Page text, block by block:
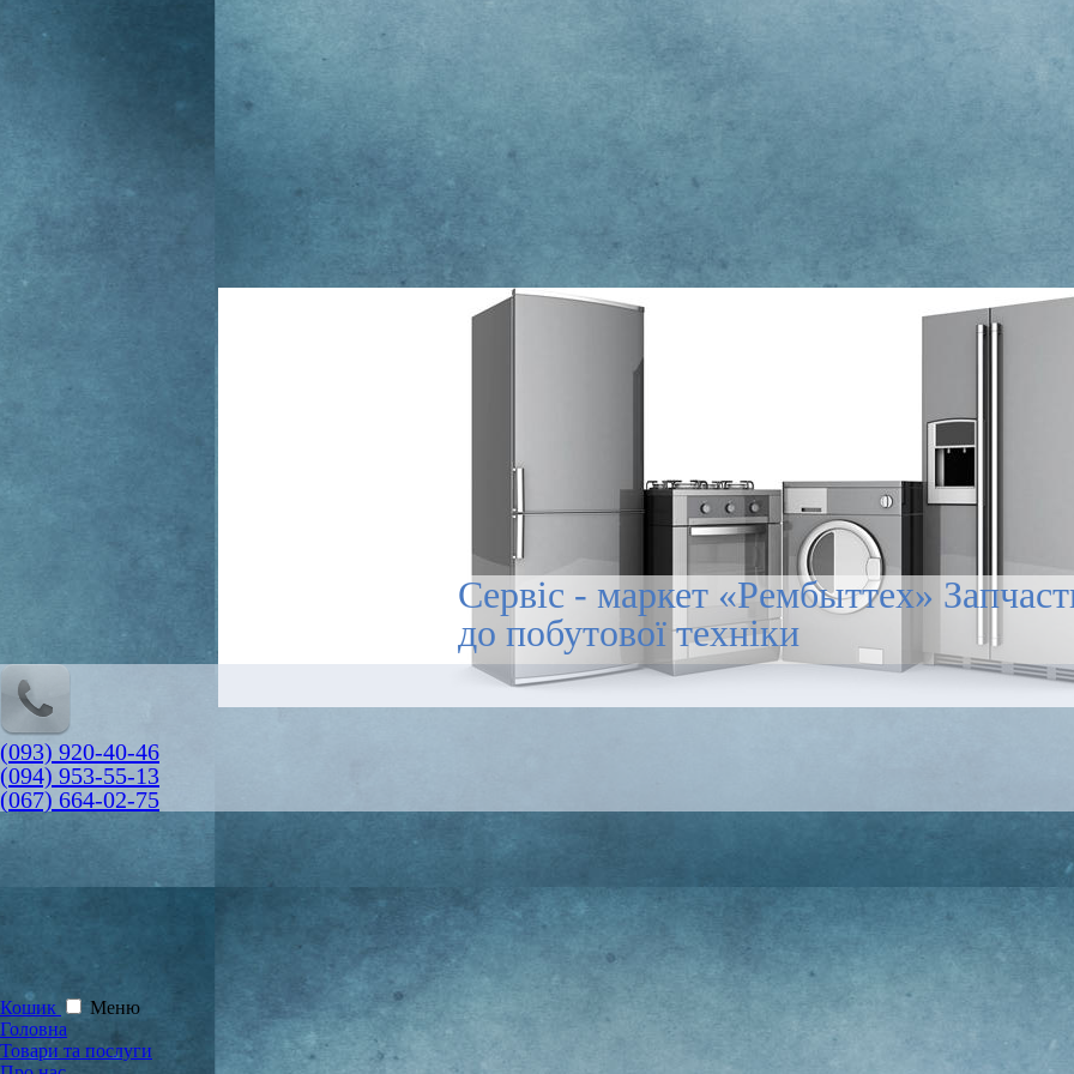
Сервіс - маркет «Рембыттех»
до побутової техніки
(093) 920-40-46
(094) 953-55-13
(067) 664-02-75
Кошик
Меню
Головна
Товари та послуги